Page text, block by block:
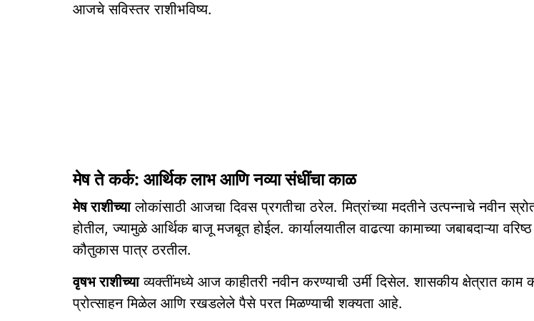
आजचे सविस्तर राशीभविष्य.
मेष ते कर्क: आर्थिक लाभ आणि नव्या संधींचा काळ
मेष राशीच्यालोकांसाठी आजचा दिवस प्रगतीचा ठरेल. मित्रांच्या मदतीने उत्पन्नाचे नवीन स्रोत
होतील, ज्यामुळे आर्थिक बाजू मजबूत होईल. कार्यालयातील वाढत्या कामाच्या जबाबदाऱ्या
कौतुकास पात्र ठरतील.
वृषभ राशीच्याव्यक्तींमध्ये आज काहीतरी नवीन करण्याची उर्मी दिसेल. शासकीय क्षेत्रात काम
प्रोत्साहन मिळेल आणि रखडलेले पैसे परत मिळण्याची शक्यता आहे.